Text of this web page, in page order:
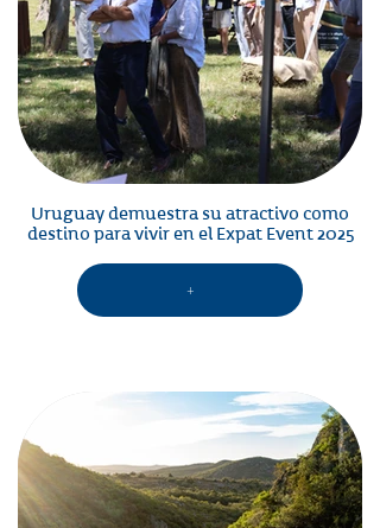
Uruguay demuestra su atractivo como
destino para vivir en el Expat Event 2025
+